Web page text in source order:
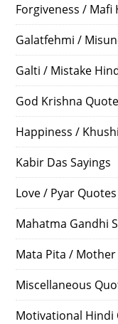
Forgiveness / Mafi
Galatfehmi /
Galti / Mistake
God Krishna
Happiness /
Kabir Das Sayings
Love / Pyar Quotes
Mahatma Gandhi
Mata Pita /
Miscellaneous
Motivational Hindi